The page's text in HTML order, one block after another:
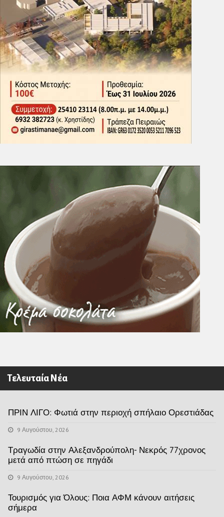
Τελευταία Νέα
ΠΡΙΝ ΛΙΓΟ: Φωτιά στην περιοχή σπήλαιο Ορεστιάδας
9 Αυγούστου, 2026
Τραγωδία στην Αλεξανδρούπολη- Νεκρός 77χρονος
μετά από πτώση σε πηγάδι
9 Αυγούστου, 2026
Τουρισμός για Όλους: Ποια ΑΦΜ κάνουν αιτήσεις
σήμερα